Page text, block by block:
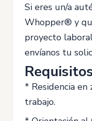
Si eres un/a
Whopper® y
proyecto
envíanos tu
* Residencia en
trabajo.